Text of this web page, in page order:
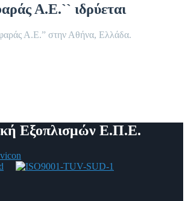
Α.Ε.`` ιδρύεται
Α.Ε.” στην Αθήνα, Ελλάδα.
Εξοπλισμών Ε.Π.Ε.